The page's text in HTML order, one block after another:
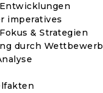
Entwicklungen
imperatives
& Strategien
durch Wettbewerb